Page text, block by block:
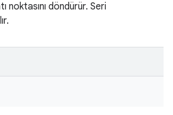
noktasını döndürür. Seri